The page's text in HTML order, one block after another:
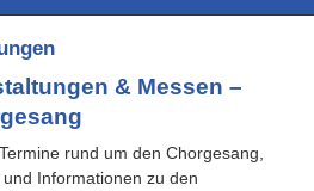
& Messen –
rund um den Chorgesang,
Informationen zu den